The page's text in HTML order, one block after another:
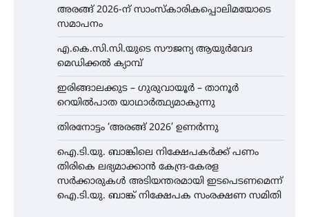
അരങ്ങ് 2026-ന് സാംസ്കാരികപ്പൊലിമയോടെ
സമാപനം
എ.കെ.സി.സി.യുടെ സൗജന്യ ആയുർവേദ
മെഡിക്കൽ ക്യാമ്പ്
ഇരിങ്ങാലക്കുട – ഗുരുവായൂർ – താനൂർ
റെയിൽപാത യാഥാർത്ഥ്യമാകുന്നു
തിരനോട്ടം ‘അരങ്ങ് 2026’ ഉണർന്നു
ഐ.ടി.യു. ബാങ്കിലെ നിക്ഷേപകർക്ക് പണം
തിരികെ ലഭ്യമാക്കാൻ കേന്ദ്ര-കേരള
സർക്കാരുകൾ അടിയന്തരമായി ഇടപെടണമെന്ന്
ഐ.ടി.യു. ബാങ്ക് നിക്ഷേപക സംരക്ഷണ സമിതി